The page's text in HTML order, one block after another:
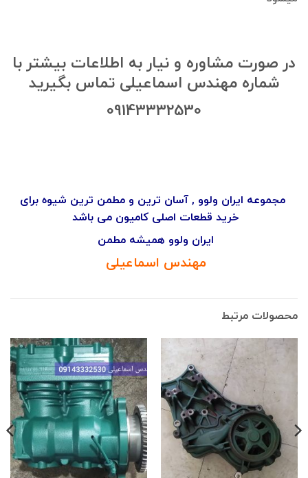
در صورت مشاوره و نیار به اطلاعات بیشتر با
شماره مهندس اسماعیلی تماس بگیرید
09143332530
مجموعه ایران ولوو , آسان ترین و مطمن ترین شیوه برای
خرید قطعات اصلی کامیون می باشد
ایران ولوو همیشه مطمن
مهندس اسماعیلی
محصولات مرتبط